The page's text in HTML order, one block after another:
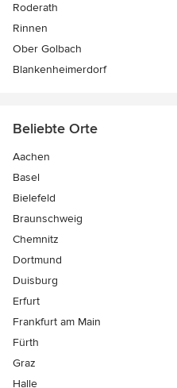
Roderath
Rinnen
Ober Golbach
Blankenheimerdorf
Beliebte Orte
Aachen
Basel
Bielefeld
Braunschweig
Chemnitz
Dortmund
Duisburg
Erfurt
Frankfurt am Main
Fürth
Graz
Halle